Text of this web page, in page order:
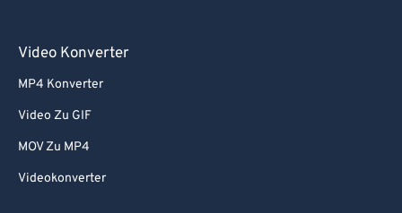
Video Konverter
MP4 Konverter
Video Zu GIF
MOV Zu MP4
Videokonverter